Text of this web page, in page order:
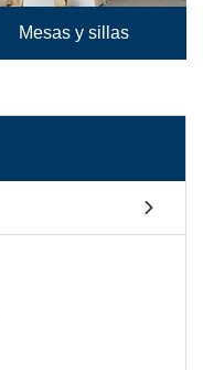
Mesas y sillas